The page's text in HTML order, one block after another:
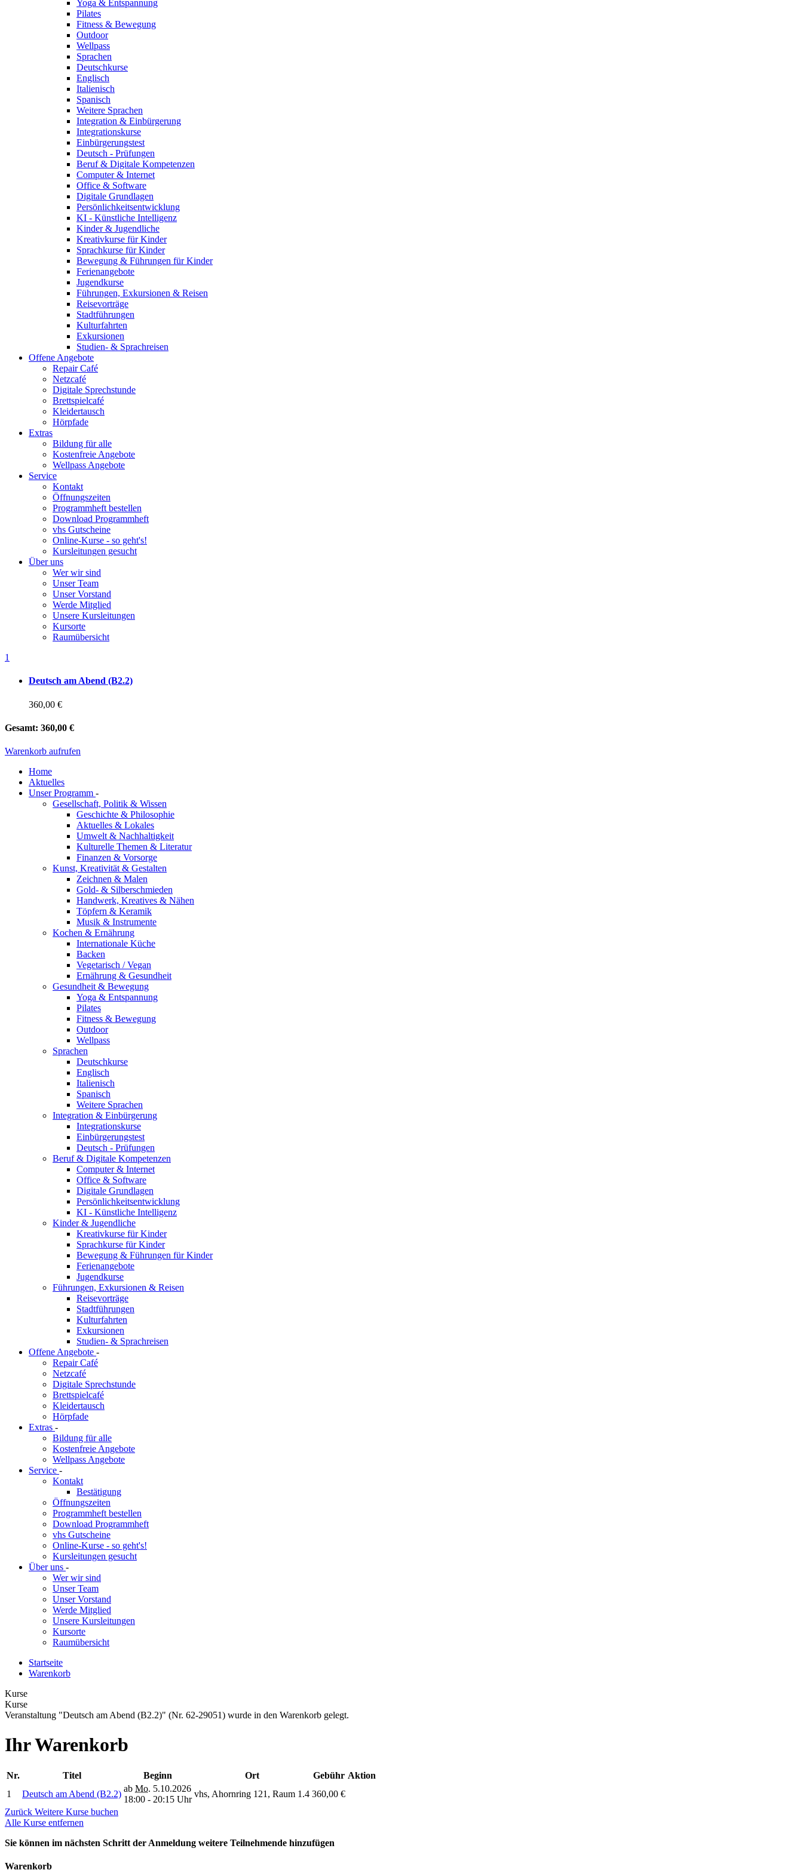
Yoga & Entspannung
Pilates
Fitness & Bewegung
Outdoor
Wellpass
Sprachen
Deutschkurse
Englisch
Italienisch
Spanisch
Weitere Sprachen
Integration & Einbürgerung
Integrationskurse
Einbürgerungstest
Deutsch - Prüfungen
Beruf & Digitale Kompetenzen
Computer & Internet
Office & Software
Digitale Grundlagen
Persönlichkeitsentwicklung
KI - Künstliche Intelligenz
Kinder & Jugendliche
Kreativkurse für Kinder
Sprachkurse für Kinder
Bewegung & Führungen für Kinder
Ferienangebote
Jugendkurse
Führungen, Exkursionen & Reisen
Reisevorträge
Stadtführungen
Kulturfahrten
Exkursionen
Studien- & Sprachreisen
Offene Angebote
Repair Café
Netzcafé
Digitale Sprechstunde
Brettspielcafé
Kleidertausch
Hörpfade
Extras
Bildung für alle
Kostenfreie Angebote
Wellpass Angebote
Service
Kontakt
Öffnungszeiten
Programmheft bestellen
Download Programmheft
vhs Gutscheine
Online-Kurse - so geht's!
Kursleitungen gesucht
Über uns
Wer wir sind
Unser Team
Unser Vorstand
Werde Mitglied
Unsere Kursleitungen
Kursorte
Raumübersicht
1
Deutsch am Abend (B2.2)
360,00 €
Gesamt: 360,00 €
Warenkorb aufrufen
Home
Aktuelles
Unser Programm -
Gesellschaft, Politik & Wissen
Geschichte & Philosophie
Aktuelles & Lokales
Umwelt & Nachhaltigkeit
Kulturelle Themen & Literatur
Finanzen & Vorsorge
Kunst, Kreativität & Gestalten
Zeichnen & Malen
Gold- & Silberschmieden
Handwerk, Kreatives & Nähen
Töpfern & Keramik
Musik & Instrumente
Kochen & Ernährung
Internationale Küche
Backen
Vegetarisch / Vegan
Ernährung & Gesundheit
Gesundheit & Bewegung
Yoga & Entspannung
Pilates
Fitness & Bewegung
Outdoor
Wellpass
Sprachen
Deutschkurse
Englisch
Italienisch
Spanisch
Weitere Sprachen
Integration & Einbürgerung
Integrationskurse
Einbürgerungstest
Deutsch - Prüfungen
Beruf & Digitale Kompetenzen
Computer & Internet
Office & Software
Digitale Grundlagen
Persönlichkeitsentwicklung
KI - Künstliche Intelligenz
Kinder & Jugendliche
Kreativkurse für Kinder
Sprachkurse für Kinder
Bewegung & Führungen für Kinder
Ferienangebote
Jugendkurse
Führungen, Exkursionen & Reisen
Reisevorträge
Stadtführungen
Kulturfahrten
Exkursionen
Studien- & Sprachreisen
Offene Angebote -
Repair Café
Netzcafé
Digitale Sprechstunde
Brettspielcafé
Kleidertausch
Hörpfade
Extras -
Bildung für alle
Kostenfreie Angebote
Wellpass Angebote
Service -
Kontakt
Bestätigung
Öffnungszeiten
Programmheft bestellen
Download Programmheft
vhs Gutscheine
Online-Kurse - so geht's!
Kursleitungen gesucht
Über uns -
Wer wir sind
Unser Team
Unser Vorstand
Werde Mitglied
Unsere Kursleitungen
Kursorte
Raumübersicht
Startseite
Warenkorb
Kurse
Kurse
Veranstaltung "Deutsch am Abend (B2.2)" (Nr. 62-29051) wurde in den Warenkorb gelegt.
Ihr Warenkorb
Nr. Titel Beginn Ort Gebühr Aktion
1
Deutsch am Abend (B2.2)
ab Mo. 5.10.2026
18:00 - 20:15 Uhr
vhs, Ahornring 121, Raum 1.4 360,00 €
Zurück Weitere Kurse buchen
Alle Kurse entfernen
Sie können im nächsten Schritt der Anmeldung weitere Teilnehmende hinzufügen
Warenkorb